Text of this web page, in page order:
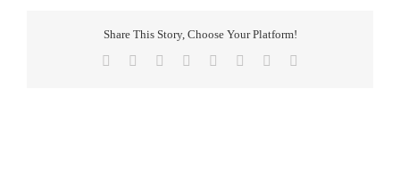
Share This Story, Choose Your Platform!
Facebook Reddit LinkedIn
TumblrPinterest